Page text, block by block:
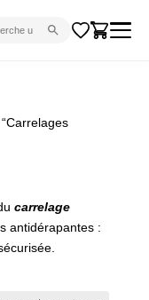
carrelage
antidérapantes :